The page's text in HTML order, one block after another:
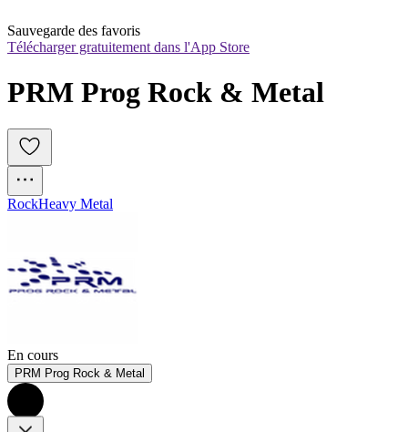
Sauvegarde des favoris
Télécharger gratuitement dans l'App Store
PRM Prog Rock & Metal
RockHeavy Metal
En cours
PRM Prog Rock & Metal